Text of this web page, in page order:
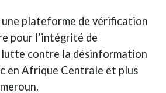
une plateforme de vérification
pour l’intégrité de
contre la désinformation
en Afrique Centrale et plus